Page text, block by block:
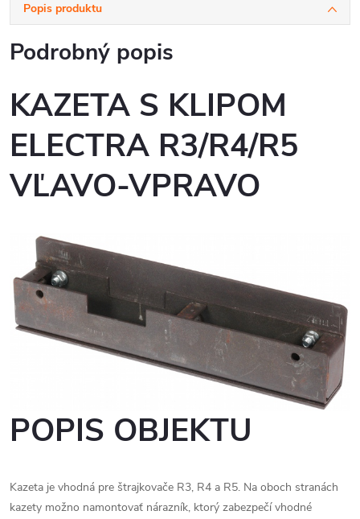
Popis produktu
Podrobný popis
KAZETA S KLIPOM
ELECTRA R3/R4/R5
VĽAVO-VPRAVO
POPIS OBJEKTU
Kazeta je vhodná pre štrajkovače R3, R4 a R5. Na oboch stranách
kazety možno namontovať nárazník, ktorý zabezpečí vhodné